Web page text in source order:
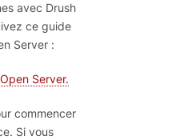
avec Drush
ce guide
Server :
Server.
commencer
Si vous